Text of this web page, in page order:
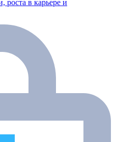
роста в карьере и